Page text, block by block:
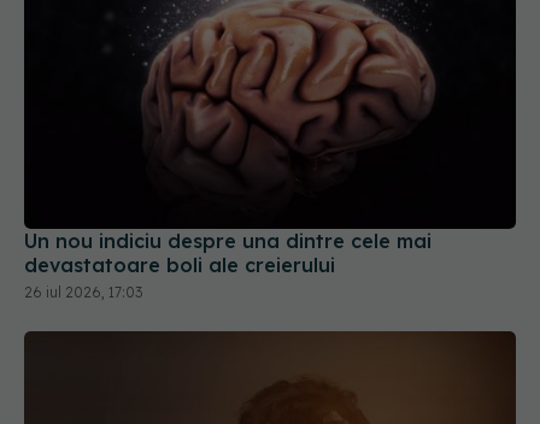
Un nou indiciu despre una dintre cele mai
devastatoare boli ale creierului
26 iul 2026, 17:03